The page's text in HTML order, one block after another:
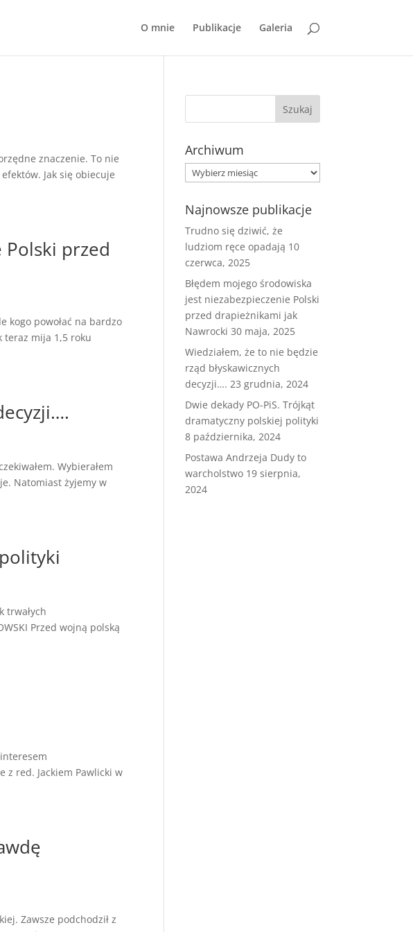
O mnie Publikacje Galeria
znaczenie. To nie
Jak się obiecuje
Polski przed
kogo powołać na bardzo
teraz mija 1,5 roku
Wybierałem
Natomiast żyjemy w
trwałych
Przed wojną polską
z red. Jackiem Pawlicki w
Zawsze podchodził z
Archiwum
Archiwum
Najnowsze publikacje
Trudno się dziwić, że
ludziom ręce opadają 10
czerwca, 2025
Błędem mojego środowiska
jest niezabezpieczenie Polski
przed drapieżnikami jak
Nawrocki 30 maja, 2025
Wiedziałem, że to nie będzie
rząd błyskawicznych
decyzji…. 23 grudnia, 2024
Dwie dekady PO-PiS. Trójkąt
dramatyczny polskiej polityki
8 października, 2024
Postawa Andrzeja Dudy to
warcholstwo 19 sierpnia,
2024